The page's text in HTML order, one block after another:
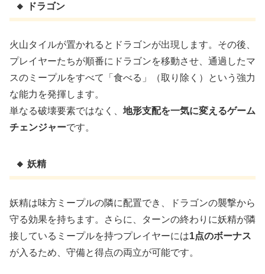
🔸 ドラゴン
火山タイルが置かれるとドラゴンが出現します。その後、
プレイヤーたちが順番にドラゴンを移動させ、通過したマ
スのミープルをすべて「食べる」（取り除く）という強力
な能力を発揮します。
単なる破壊要素ではなく、 地形支配を一気に変えるゲーム
チェンジャーです。
🔸 妖精
妖精は味方ミープルの隣に配置でき、ドラゴンの襲撃から
守る効果を持ちます。さらに、ターンの終わりに妖精が隣
接しているミープルを持つプレイヤーには1点のボーナス
が入るため、守備と得点の両立が可能です。